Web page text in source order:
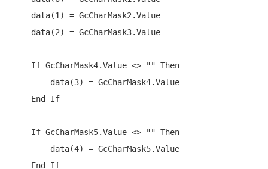
If GcCharMask4.Value <> "" Then
End
If
If GcCharMask5.Value <> "" Then
End
If